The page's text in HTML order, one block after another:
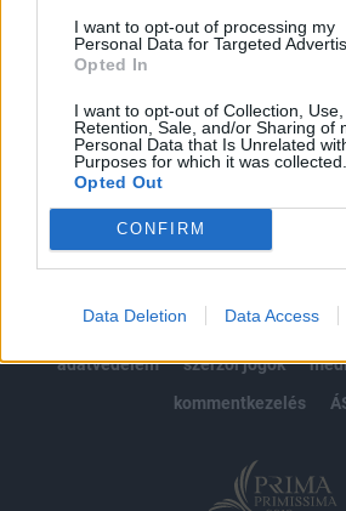
I want to opt-out of processing my
Personal Data for Targeted
Opted In
I want to opt-out of Collection, Use,
Retention, Sale, and/or Sharing of
Personal Data that Is Unrelated
Purposes for which it was collected.
Opted Out
CONFIRM
Data Deletion Data Access
impresszum
jogi nyilatkozat
adatvédelem
szerzői jogok
kommentkezelés